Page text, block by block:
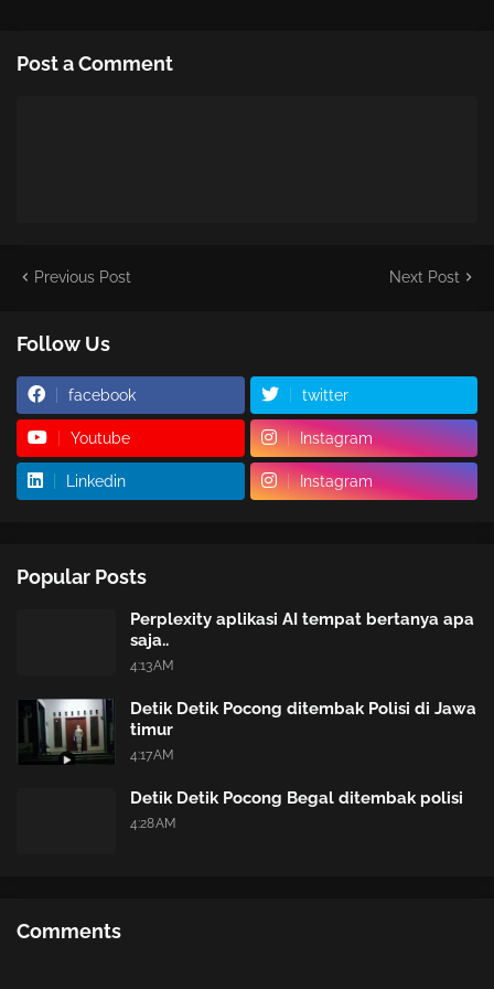
Post a Comment
Previous Post Next Post
Follow Us
facebook twitter
Youtube Instagram
Linkedin Instagram
Popular Posts
Perplexity aplikasi AI tempat bertanya apa
saja..
4:13 AM
Detik Detik Pocong ditembak Polisi di Jawa
timur
4:17 AM
Detik Detik Pocong Begal ditembak polisi
4:28 AM
Comments